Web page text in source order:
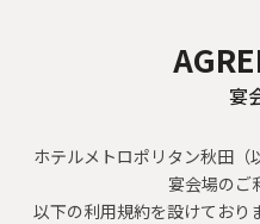
宴
ホテルメトロポリタン秋田
宴会場のご
以下の利用規約を設けており